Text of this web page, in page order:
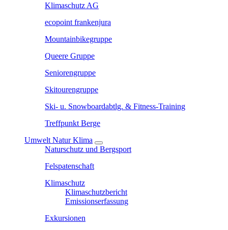
Klimaschutz AG
ecopoint frankenjura
Mountainbikegruppe
Queere Gruppe
Seniorengruppe
Skitourengruppe
Ski- u. Snowboardabtlg. & Fitness-Training
Treffpunkt Berge
Umwelt Natur Klima
Naturschutz und Bergsport
Felspatenschaft
Klimaschutz
Klimaschutzbericht
Emissionserfassung
Exkursionen